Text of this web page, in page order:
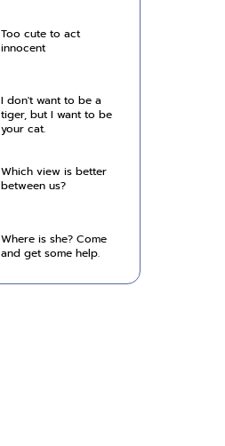
Too cute to act
innocent
I don't want to be a
tiger, but I want to be
your cat.
Which view is better
between us?
Where is she? Come
and get some help.